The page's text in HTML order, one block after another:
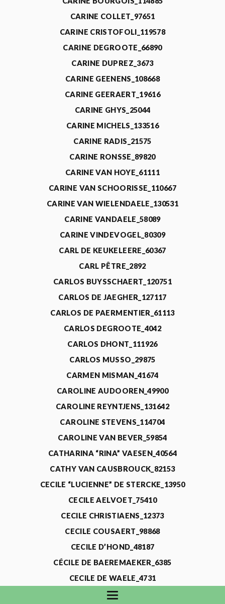
CARINE COLLET_97651
CARINE CRISTOFOLI_119578
CARINE DEGROOTE_66890
CARINE DUPREZ_3673
CARINE GEENENS_108668
CARINE GEERAERT_19616
CARINE GHYS_25044
CARINE MICHELS_133516
CARINE RADIS_21575
CARINE RONSSE_89820
CARINE VAN HOYE_61111
CARINE VAN SCHOORISSE_110667
CARINE VAN WIELENDAELE_130531
CARINE VANDAELE_58089
CARINE VINDEVOGEL_80309
CARL DE KEUKELEERE_60367
CARL PÊTRE_2892
CARLOS BUYSSCHAERT_120751
CARLOS DE JAEGHER_127117
CARLOS DE PAERMENTIER_61113
CARLOS DEGROOTE_4042
CARLOS DHONT_111926
CARLOS MUSSO_29875
CARMEN MISMAN_41674
CAROLINE AUDOOREN_49900
CAROLINE REYNTJENS_131642
CAROLINE STEVENS_114704
CAROLINE VAN BEVER_59854
CATHARINA “RINA” VAESEN_40564
CATHY VAN CAUSBROUCK_82153
CECILE “LUCIENNE” DE STERCKE_13950
CECILE AELVOET_75410
CECILE CHRISTIAENS_12373
CECILE COUSAERT_98868
CECILE D’HOND_48187
CÉCILE DE BAEREMAEKER_6385
CECILE DE WAELE_4731
CECILE DEVOS_115318